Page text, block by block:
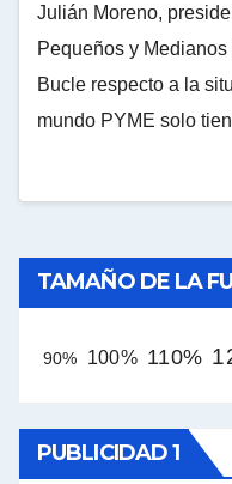
Julián Moreno,
Pequeños y
Bucle respecto a la
mundo PYME solo
TAMAÑO DE LA
90% 100% 110%
PUBLICIDAD 1